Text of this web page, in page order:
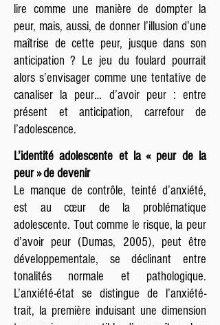
lire comme une manière de dompter la
peur, mais, aussi, de donner l’illusion d’une
maîtrise de cette peur, jusque dans son
anticipation ? Le jeu du foulard pourrait
alors s’envisager comme une tentative de
canaliser la peur… d’avoir peur : entre
présent et anticipation, carrefour de
l’adolescence.
L’identité adolescente et la « peur de la
peur » de devenir
Le manque de contrôle, teinté d’anxiété,
est au cœur de la problématique
adolescente. Tout comme le risque, la peur
d’avoir peur (Dumas, 2005), peut être
développementale, se déclinant entre
tonalités normale et pathologique.
L’anxiété-état se distingue de l’anxiété-
trait, la première induisant une dimension